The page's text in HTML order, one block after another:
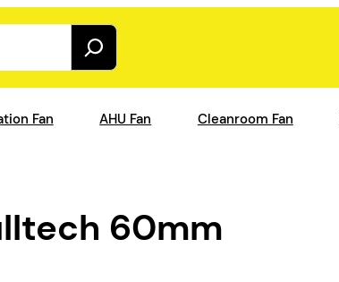
Fan AHU Fan Cleanroom Fan
60mm